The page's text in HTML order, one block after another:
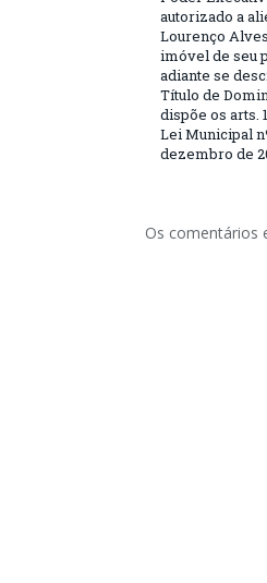
autorizado a
Lourenço
imóvel de seu
adiante se
Título de
dispõe os arts.
Lei Municipal
dezembro de
Os comentários